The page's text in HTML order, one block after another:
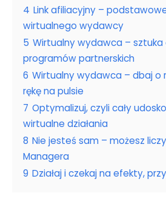
4 Link afiliacyjny –
wirtualnego wydawcy
5 Wirtualny wydawca – sztuka
programów partnerskich
6 Wirtualny wydawca – dbaj o
rękę na pulsie
7 Optymalizuj, czyli cały
wirtualne działania
8 Nie jesteś sam – możesz
Managera
9 Działaj i czekaj na efekty,